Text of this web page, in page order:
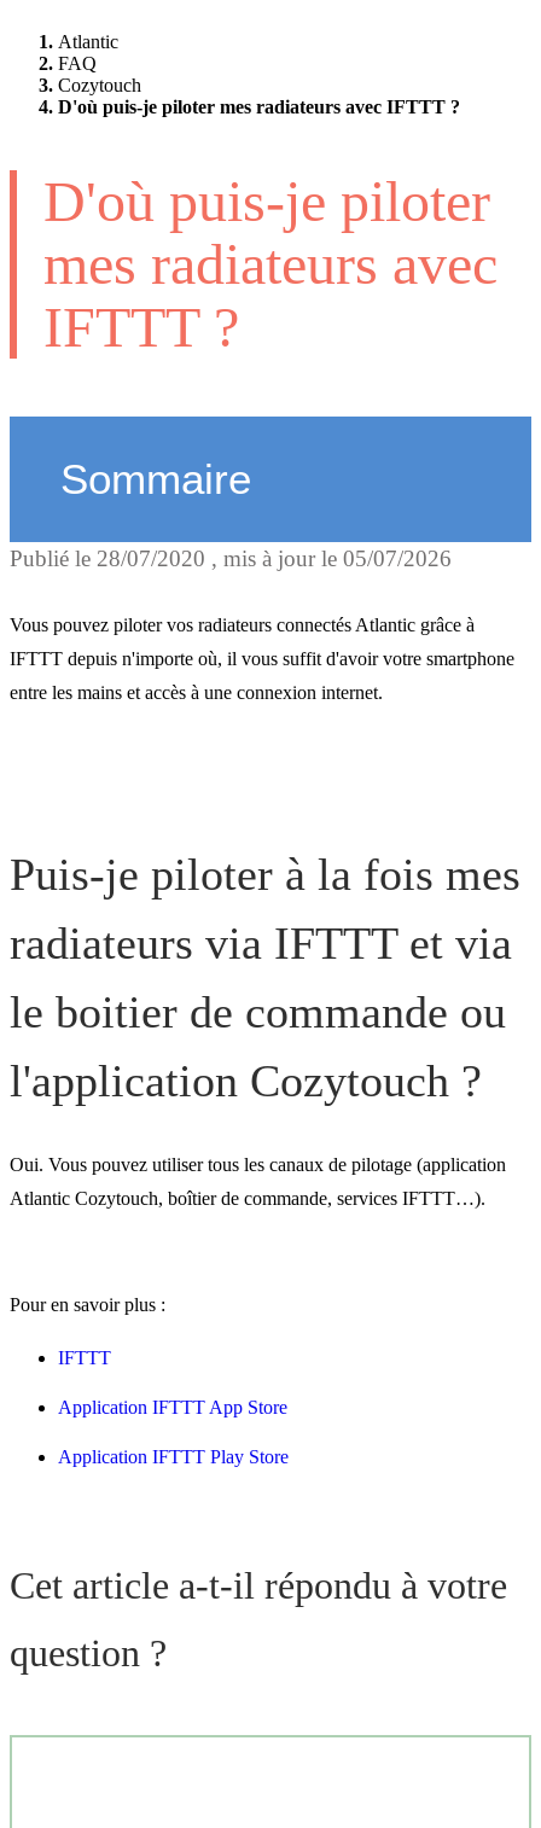
Atlantic
FAQ
Cozytouch
D'où puis-je piloter mes radiateurs avec IFTTT ?
D'où puis-je piloter
mes radiateurs avec
IFTTT ?
Sommaire
Puis-je piloter à la fois
radiateurs via IFTTT et
boitier de commande ou
l'application Cozytouch ?
Publié le 28/07/2020 , mis à jour le 05/07/2026
Vous pouvez piloter vos radiateurs connectés Atlantic grâce à
IFTTT depuis n'importe où, il vous suffit d'avoir votre smartphone
entre les mains et accès à une connexion internet.
Puis-je piloter à la fois mes
radiateurs via IFTTT et via
le boitier de commande ou
l'application Cozytouch ?
Oui. Vous pouvez utiliser tous les canaux de pilotage (application
Atlantic Cozytouch, boîtier de commande, services IFTTT…).
Pour en savoir plus :
IFTTT
Application IFTTT App Store
Application IFTTT Play Store
Cet article a-t-il répondu à votre
question ?